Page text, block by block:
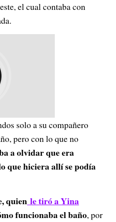
el cual contaba con
solo a su compañero
pero con lo que no
a olvidar que era
que hiciera allí se podía
quien le tiró a Yina
funcionaba el baño, por